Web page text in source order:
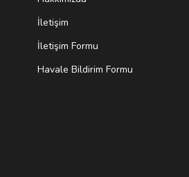
İletişim
İletişim Formu
Havale Bildirim Formu